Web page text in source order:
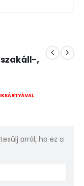
,
arról, ha ez a